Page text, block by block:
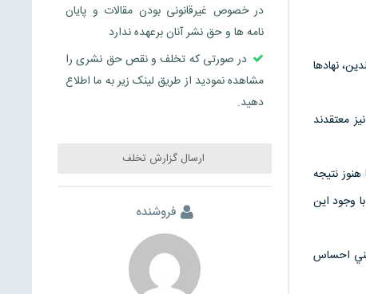
نهادها
معتقدند
نتيجه
وجود اين
احساس
در خصوص غیرقانونی بودن مقالات و پایان
نامه ها و حق نشر آنان برعهده ندارد
در صورتی که تخلف و نقص حق نشری را
مشاهده نمودید از طریق لینک زیر به ما اطلاع
دهید.
ارسال گزارش تخلف
فروشنده